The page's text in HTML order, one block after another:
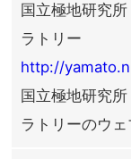
国立極地研究
ラトリー
http://
国立極地研究
ラトリーのウェ